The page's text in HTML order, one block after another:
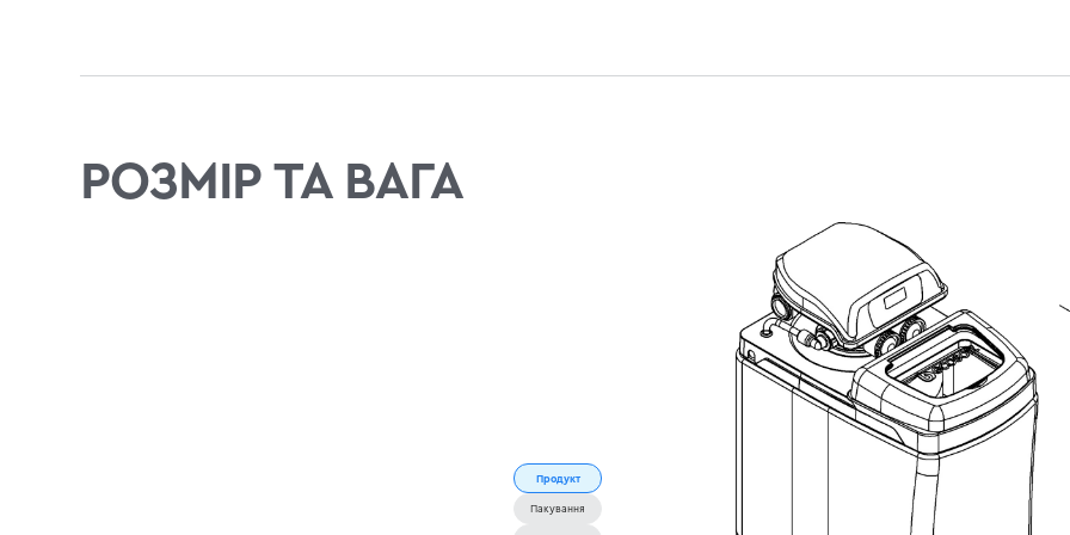
РОЗМІР ТА ВАГА
Продукт
Пакування